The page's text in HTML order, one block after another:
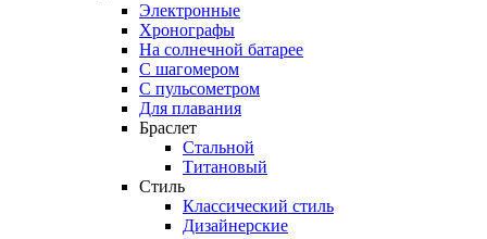
Электронные
Хронографы
На солнечной батарее
С шагомером
С пульсометром
Для плавания
Браслет
Стальной
Титановый
Стиль
Классический стиль
Дизайнерские